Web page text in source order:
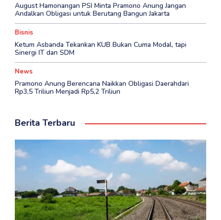
August Hamonangan PSI Minta Pramono Anung Jangan
Andalkan Obligasi untuk Berutang Bangun Jakarta
Bisnis
Ketum Asbanda Tekankan KUB Bukan Cuma Modal, tapi
Sinergi IT dan SDM
News
Pramono Anung Berencana Naikkan Obligasi Daerahdari
Rp3,5 Triliun Menjadi Rp5,2 Triliun
Berita Terbaru